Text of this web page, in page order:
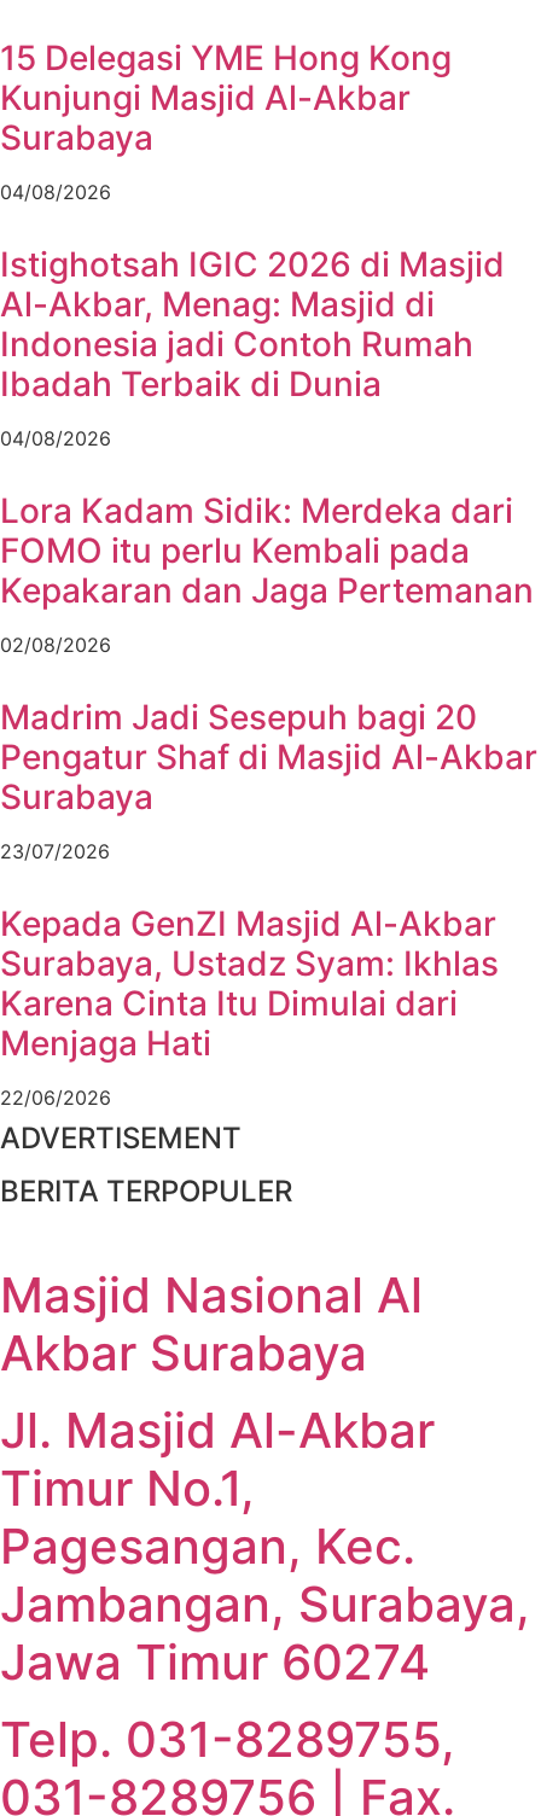
15 Delegasi YME Hong Kong
Kunjungi Masjid Al-Akbar
Surabaya
04/08/2026
Istighotsah IGIC 2026 di Masjid
Al-Akbar, Menag: Masjid di
Indonesia jadi Contoh Rumah
Ibadah Terbaik di Dunia
04/08/2026
Lora Kadam Sidik: Merdeka dari
FOMO itu perlu Kembali pada
Kepakaran dan Jaga Pertemanan
02/08/2026
Madrim Jadi Sesepuh bagi 20
Pengatur Shaf di Masjid Al-Akbar
Surabaya
23/07/2026
Kepada GenZI Masjid Al-Akbar
Surabaya, Ustadz Syam: Ikhlas
Karena Cinta Itu Dimulai dari
Menjaga Hati
22/06/2026
ADVERTISEMENT
BERITA TERPOPULER
Masjid Nasional Al
Akbar Surabaya
Jl. Masjid Al-Akbar
Timur No.1,
Pagesangan, Kec.
Jambangan, Surabaya,
Jawa Timur 60274
Telp. 031-8289755,
031-8289756 | Fax.